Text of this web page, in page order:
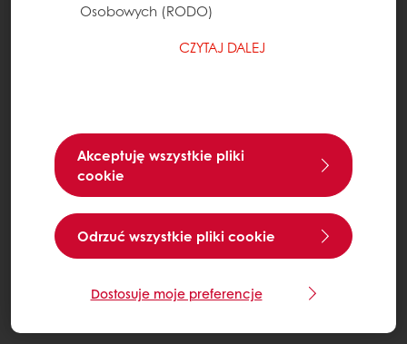
Osobowych (RODO)
CZYTAJ DALEJ
Akceptuję wszystkie pliki
cookie
Odrzuć wszystkie pliki cookie
Dostosuje moje preferencje